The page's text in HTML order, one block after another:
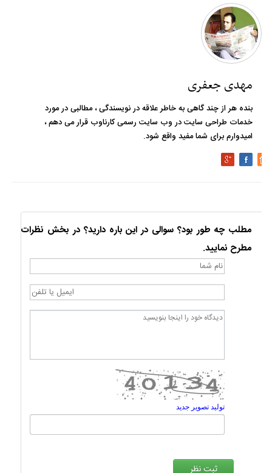
مهدی جعفری
بنده هر از چند گاهی به خاطر علاقه در نویسندگی ، مطالبی در مورد
خدمات طراحی سایت در وب سایت رسمی کارناوب قرار می دهم ،
امیدوارم برای شما مفید واقع شود.
مطلب چه طور بود؟ سوالی در این باره دارید؟ در بخش نظرات
مطرح نمایید.
تولید تصویر جدید